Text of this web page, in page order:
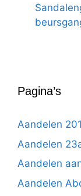
Pagina’s
Aandelen
Aandelen
Aandelen
Aandelen